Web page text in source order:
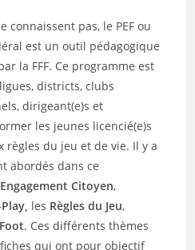
connaissent pas, le PEF ou
est un outil pédagogique
la FFF. Ce programme est
districts, clubs
dirigeant(e)s et
les jeunes licencié(e)s
règles du jeu et de vie. Il y a
abordés dans ce
Engagement Citoyen,
les Règles du Jeu,
. Ces différents thèmes
qui ont pour objectif